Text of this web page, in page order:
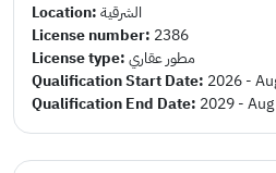
Location:الشرقية
License number: 2386
License type:مطور عقاري
Qualification Start Date: 2026 -
Qualification End Date: 2029 -